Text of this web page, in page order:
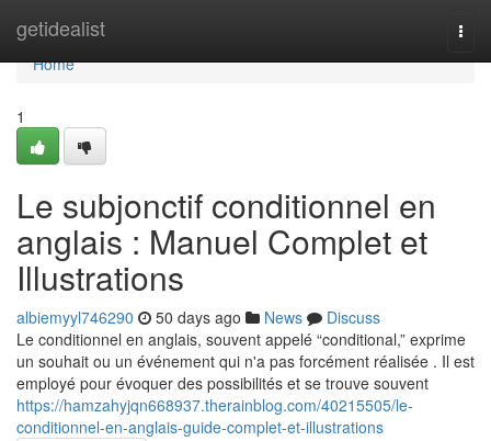
getidealist
Home
Home
1
Le subjonctif conditionnel en
anglais : Manuel Complet et
Illustrations
albiemyyl746290 50 days ago News
Discuss
Le conditionnel en anglais, souvent appelé “conditional,” exprime
un souhait ou un événement qui n'a pas forcément réalisée . Il est
employé pour évoquer des possibilités et se trouve souvent
https://hamzahyjqn668937.therainblog.com/40215505/le-
conditionnel-en-anglais-guide-complet-et-illustrations